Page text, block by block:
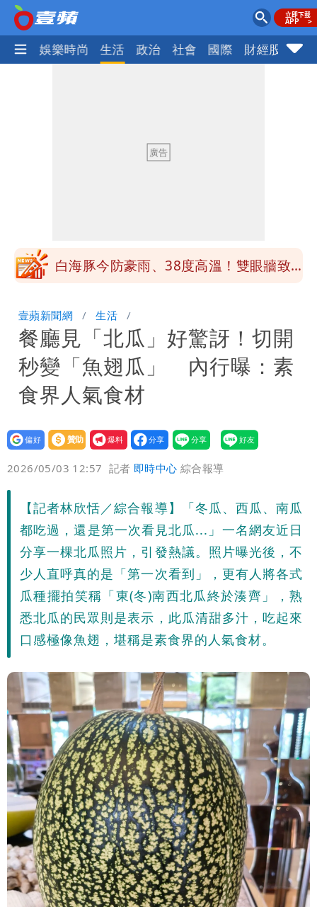
熱門 娛樂時尚 生活 政治 社會 國際 財經股市
1元商品開搶！超市、量販週末優惠 父
黃線停車
白海豚今防豪雨、38度高溫！雙眼牆致
每天看診到半夜
慈濟爆世紀大騙局 AIT發文高級酸！他
笑：真的很會
白海豚大亂！航空66架次取消、船班39
航次停航
姜厚任不信嫩女友「辣手摧花」 創演藝
工會最遺憾1事
白海豚勾到「台灣陸地」了！雙眼牆旋
繞 路徑擺盪
特斯拉衝夜市…猛撞12車！民眾嚇「賓士
救好幾條人命」
他揭日本捐AZ疫苗秘辛「專為台生
產」：終還陳時中清白
白海豚「大轉彎」機率非常小！明強度有
變化
1元商品開搶！超市、量販週末優惠 父
親節吃牛排、海鮮
壹蘋新聞網 生活
餐廳見「北瓜」好驚訝！切開
秒變「魚翅瓜」 內行曝：素
食界人氣食材
設為
贊助
我要
爆料
2026/05/03 12:57 記者 即時中心 綜合報導
【記者林欣恬／綜合報導】「冬瓜、西瓜、南瓜
都吃過，還是第一次看見北瓜...」一名網友近日
分享一棵北瓜照片，引發熱議。照片曝光後，不
少人直呼真的是「第一次看到」，更有人將各式
瓜種擺拍笑稱「東(冬)南西北瓜終於湊齊」，熟
悉北瓜的民眾則是表示，此瓜清甜多汁，吃起來
口感極像魚翅，堪稱是素食界的人氣食材。